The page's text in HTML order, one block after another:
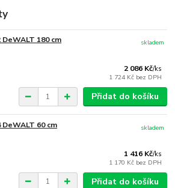
180 cm
2 086 Kč/ks
1 724 Kč bez DPH
skladem
Přidat do košíku
60 cm
1 416 Kč/ks
1 170 Kč bez DPH
skladem
Přidat do košíku